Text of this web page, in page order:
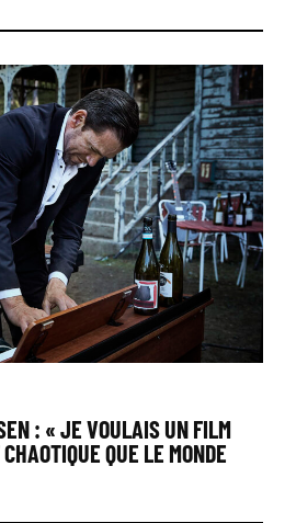
: « JE VOULAIS UN FILM
QUE LE MONDE